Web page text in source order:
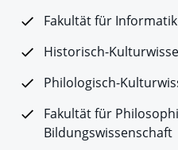
Fakultät für Informatik
Historisch-
Philologisch-
Fakultät für
Bildungswissenschaft